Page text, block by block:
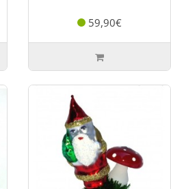
59,90€